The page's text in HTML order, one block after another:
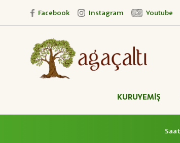
Facebook Instagram Youtube
KURUYEMİŞ